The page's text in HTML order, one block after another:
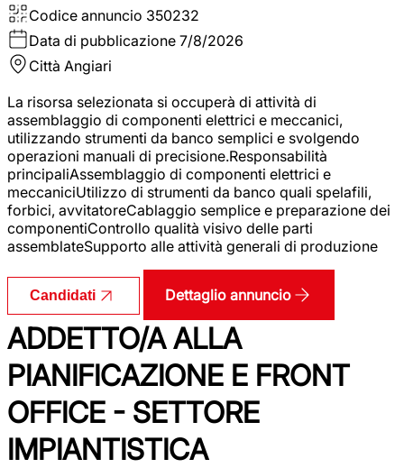
Codice annuncio 350232
Data di pubblicazione 7/8/2026
Città Angiari
La risorsa selezionata si occuperà di attività di
assemblaggio di componenti elettrici e meccanici,
utilizzando strumenti da banco semplici e svolgendo
operazioni manuali di precisione.Responsabilità
principaliAssemblaggio di componenti elettrici e
meccaniciUtilizzo di strumenti da banco quali spelafili,
forbici, avvitatoreCablaggio semplice e preparazione dei
componentiControllo qualità visivo delle parti
assemblateSupporto alle attività generali di produzione
Candidati Dettaglio annuncio
ADDETTO/A ALLA
PIANIFICAZIONE E FRONT
OFFICE - SETTORE
IMPIANTISTICA